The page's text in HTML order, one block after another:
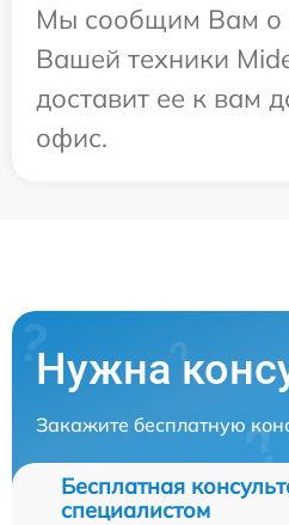
Мы сообщим Вам о
Вашей техники
доставит ее к вам
офис.
Нужна
Закажите бесплатную
Бесплатная
специалистом